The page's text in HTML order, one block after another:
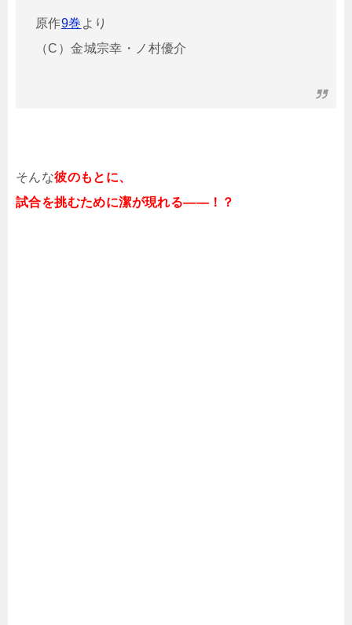
原作9巻 より
（C）金城宗幸・ノ村優介
そんな彼のもとに、
試合を挑むために潔が現れる――！？